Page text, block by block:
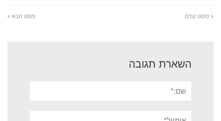
« פוסט קודם פוסט הבא »
השארת תגובה